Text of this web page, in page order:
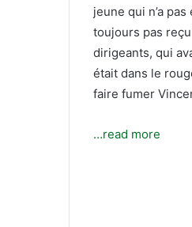
jeune qui n’a
toujours pas
dirigeants, qui
était dans le
faire fumer
…read more